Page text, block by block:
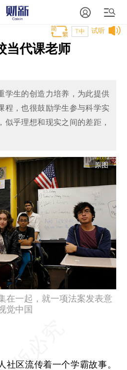
试听
T中
当代课老师
学生的创造力培养，为此提供
程，也很鼓励学生参与科学实
似乎理想和现实之间的差距，
原图
在一起，就一项法案发表意
觉中国
区流传着一个学霸故事。